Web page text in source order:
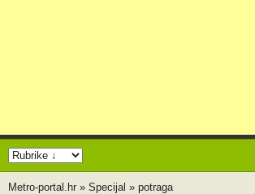
Metro-portal.hr » Specijal » potraga